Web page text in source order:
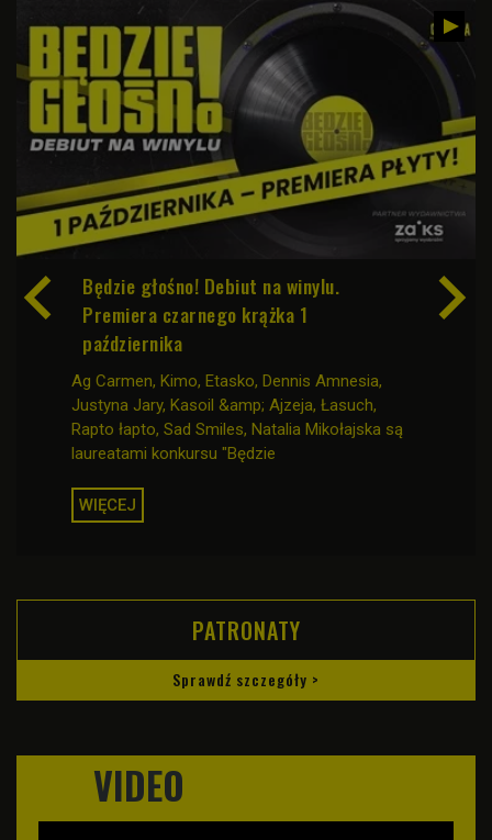
Będzie głośno! Debiut na winylu.
Premiera czarnego krążka 1
października
Ag Carmen, Kimo, Etasko, Dennis Amnesia,
Justyna Jary, Kasoil &amp; Ajzeja, Łasuch,
Rapto łapto, Sad Smiles, Natalia Mikołajska są
laureatami konkursu "Będzie
WIĘCEJ
PATRONATY
Sprawdź szczegóły >